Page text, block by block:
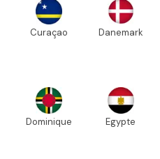
Curaçao Danemark
Dominique Egypte